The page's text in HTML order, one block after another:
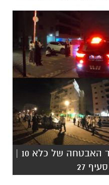
מנסים לפרוץ לביתו של נגד האבטחה של כלא 10 |
27